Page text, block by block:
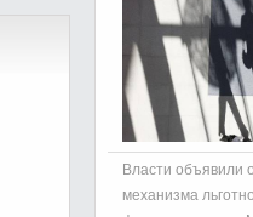
Власти объявили
механизма